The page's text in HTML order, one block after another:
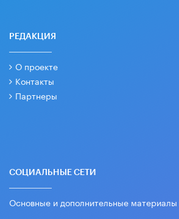
РЕДАКЦИЯ
О проекте
Контакты
Партнеры
СОЦИАЛЬНЫЕ СЕТИ
Основные и дополнительные материалы